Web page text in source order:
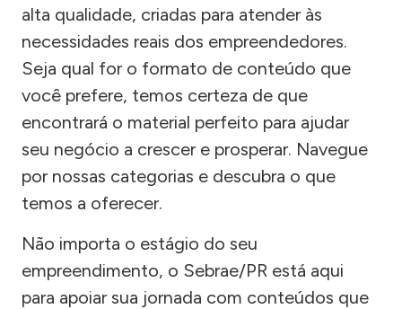
alta qualidade, criadas para atender às
necessidades reais dos empreendedores.
Seja qual for o formato de conteúdo que
você prefere, temos certeza de que
encontrará o material perfeito para ajudar
seu negócio a crescer e prosperar. Navegue
por nossas categorias e descubra o que
temos a oferecer.
Não importa o estágio do seu
empreendimento, o Sebrae/PR está aqui
para apoiar sua jornada com conteúdos que